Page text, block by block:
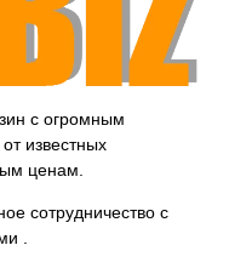
с огромным
известных
ценам.
сотрудничество с
.